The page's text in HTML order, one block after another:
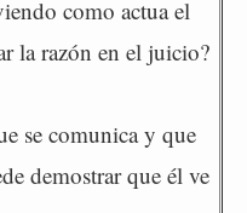
como actua el
la razón en el juicio?
se comunica y que
demostrar que él ve